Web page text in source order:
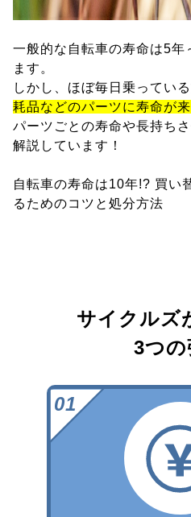
一般的な自転車の寿命は5年
ます。
しかし、ほぼ毎日乗っている
耗品などのパーツに寿命が来
パーツごとの寿命や長持ち
解説しています！
自転車の寿命は10年!? 買い
るためのコツと処分方法
サイクルズ
3つの